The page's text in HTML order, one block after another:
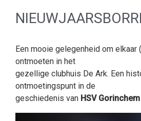
Een mooie gelegenheid om elkaar
ontmoeten in het
gezellige clubhuis De Ark. Een
ontmoetingspunt in de
geschiedenis van HSV Gorinchem